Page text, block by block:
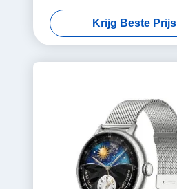
5ATM Waterdicht
Krijg Beste Prijs